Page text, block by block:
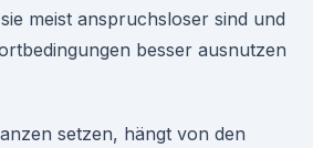
meist anspruchsloser sind und
besser ausnutzen
setzen, hängt von den